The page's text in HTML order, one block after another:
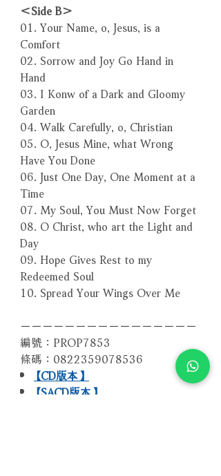
＜Side B＞
01. Your Name, o, Jesus, is a
Comfort
02. Sorrow and Joy Go Hand in
Hand
03. I Konw of a Dark and Gloomy
Garden
04. Walk Carefully, o, Christian
05. O, Jesus Mine, what Wrong
Have You Done
06. Just One Day, One Moment at a
Time
07. My Soul, You Must Now Forget
08. O Christ, who art the Light and
Day
09. Hope Gives Rest to my
Redeemed Soul
10. Spread Your Wings Over Me
－－－－－－－－－－－－－－－－
編號：PROP7853
條碼：0822359078536
【CD版本】
【SACD版本】